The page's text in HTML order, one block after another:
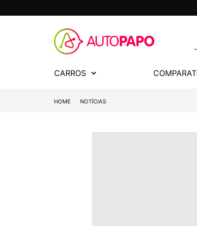
CARROS
HOME NOTÍCIAS